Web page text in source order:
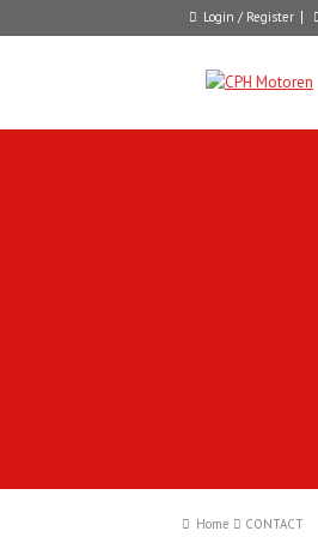
Login / Register
Home CONTACT